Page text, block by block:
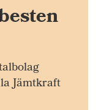
Jämtkraft